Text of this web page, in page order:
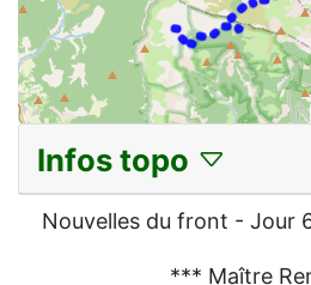
Infos topo
Nouvelles du front - Jour
*** Maître